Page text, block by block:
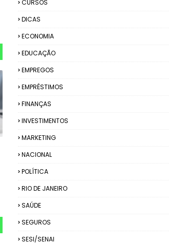
CURSOS
DICAS
ECONOMIA
EDUCAÇÃO
EMPREGOS
EMPRÉSTIMOS
FINANÇAS
INVESTIMENTOS
MARKETING
NACIONAL
POLÍTICA
RIO DE JANEIRO
SAÚDE
SEGUROS
SESI/SENAI